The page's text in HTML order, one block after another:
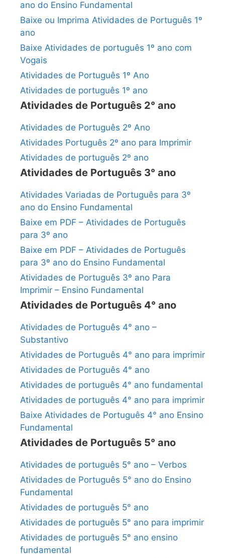
ano do Ensino Fundamental
Baixe ou Imprima Atividades de Português 1º
ano
Baixe Atividades de português 1º ano com
Vogais
Atividades de Português 1º Ano
Atividades de português 1º ano
Atividades de Português 2° ano
Atividades de Português 2º Ano
Atividades Português 2º ano para Imprimir
Atividades de português 2º ano
Atividades de Português 3° ano
Atividades Variadas de Português para 3º
ano do Ensino Fundamental
Baixe em PDF – Atividades de Português
para 3º ano
Baixe em PDF – Atividades de Português
para 3º ano do Ensino Fundamental
Atividades de Português 3º ano Para
Imprimir – Ensino Fundamental
Atividades de Português 4° ano
Atividades de Português 4° ano –
Substantivo
Atividades de Português 4° ano para imprimir
Atividades de Português 4° ano
Atividades de português 4° ano fundamental
Atividades de português 4° ano para imprimir
Baixe Atividades de Português 4° ano Ensino
Fundamental
Atividades de Português 5° ano
Atividades de português 5° ano – Verbos
Atividades de Português 5° ano do Ensino
Fundamental
Atividades de português 5° ano
Atividades de português 5° ano para imprimir
Atividades de português 5° ano ensino
fundamental